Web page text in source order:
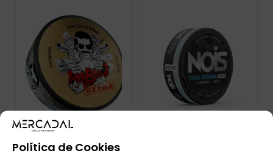
Política de Cookies